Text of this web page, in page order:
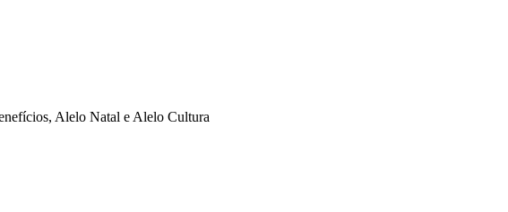
Alelo Natal e Alelo Cultura